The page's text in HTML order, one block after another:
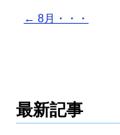
← 8月・・・
最新記事